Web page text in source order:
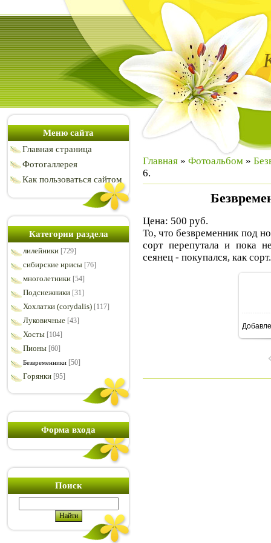
Меню сайта
Главная страница
Фотогаллерея
Как пользоваться сайтом
Категории раздела
лилейники [729]
сибирские ирисы [76]
многолетники [54]
Подснежники [31]
Хохлатки (corydalis) [117]
Луковичные [43]
Хосты [104]
Пионы [60]
Безвременники [50]
Горянки [95]
Форма входа
Поиск
Главная » Фотоальбом »
6.
Цена: 500 руб.
То, что безвременник под
сорт перепутала и пока
сеянец - покупался, как